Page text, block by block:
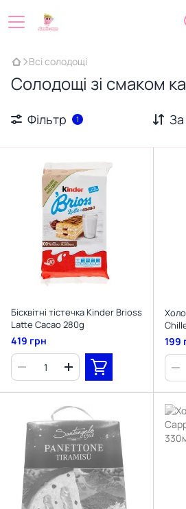
Всі солодощі
Солодощі зі смаком
Фільтр 1
Бісквітні тістечка Kinder Brioss
Latte Cacao 280g
419 грн 199